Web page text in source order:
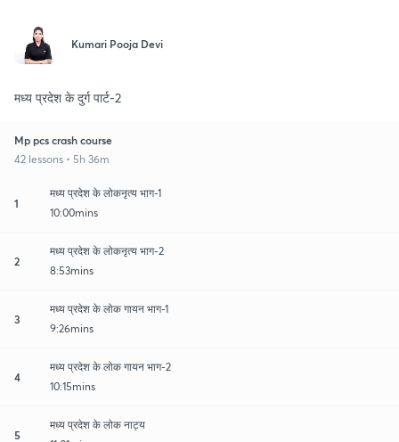
Kumari Pooja Devi
मध्य प्रदेश के दुर्ग पार्ट-2
Mp pcs crash course
42 lessons • 5h 36m
1
मध्य प्रदेश के लोकनृत्य भाग-1
10:00mins
2
मध्य प्रदेश के लोकनृत्य भाग-2
8:53mins
3
मध्य प्रदेश के लोक गायन भाग-1
9:26mins
4
मध्य प्रदेश के लोक गायन भाग-2
10:15mins
5
मध्य प्रदेश के लोक नाट्य